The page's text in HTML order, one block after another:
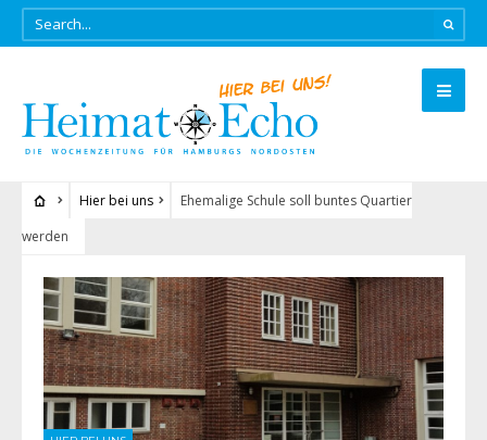
Hier bei uns
Ehemalige Schule soll buntes Quartier
werden